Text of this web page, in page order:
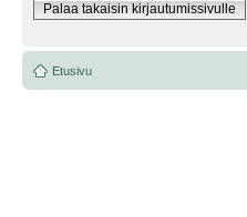
Palaa takaisin kirjautumissivulle
Etusivu